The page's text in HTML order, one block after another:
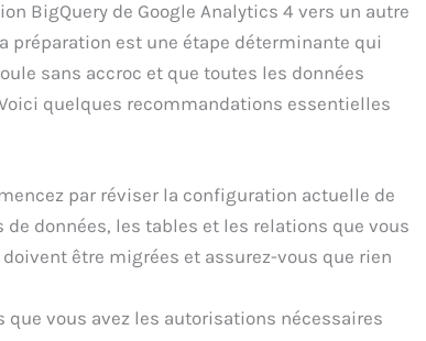
BigQuery de Google Analytics 4 vers un autre
préparation est une étape déterminante qui
sans accroc et que toutes les données
quelques recommandations essentielles
par réviser la configuration actuelle de
de données, les tables et les relations que vous
être migrées et assurez-vous que rien
que vous avez les autorisations nécessaires